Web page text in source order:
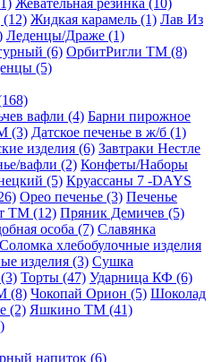
(12) Жидкая карамель (1) Лав Из
Леденцы/Драже (1)
(6) ОрбитРигли ТМ (8)
(5)
вафли (4) Барни пирожное
(3) Датское печенье в ж/б (1)
изделия (6) Завтраки Нестле
вафли (2) Конфеты/Наборы
(5) Круассаны 7 -DAYS
Орео печенье (3) Печенье
ТМ (12) Пряник Демичев (5)
особа (7) Славянка
Соломка хлебобулочные изделия
изделия (3) Сушка
Торты (47) Ударница КФ (6)
(8) Чокопай Орион (5) Шоколад
(2) Яшкино ТМ (41)
напиток (6)